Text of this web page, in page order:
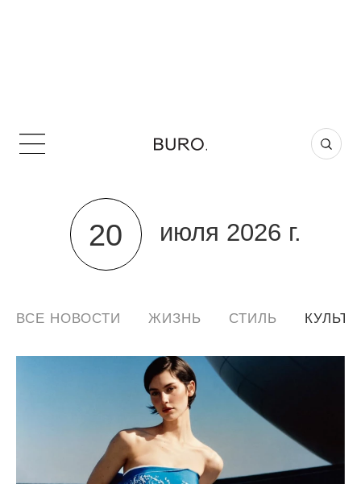
20 июля 2026 г.
ВСЕ НОВОСТИ ЖИЗНЬ СТИЛЬ